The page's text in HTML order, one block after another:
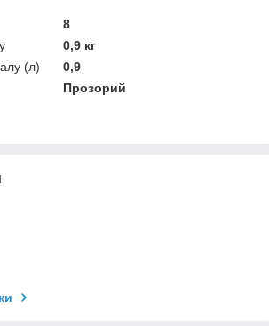
8
0,9 кг
(л)
0,9
Прозорий